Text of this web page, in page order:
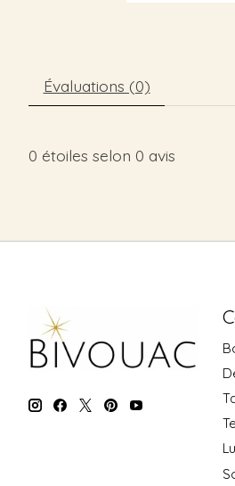
Évaluations (0)
0 étoiles selon 0 avis